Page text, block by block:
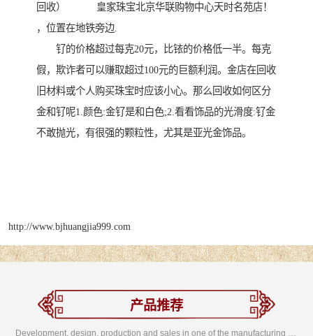
回收） 皇家珠宝北京华联购物中心天时名苑店！
，位置在地铁旁边.
钌的价格超过每克20元，比铱的价格低一半。每克
假，欺诈者可以赚取超过100元的巨额利润。金店在回收
旧材料或个人购买珠宝时应该小心。那么回收如何区分
金和钌呢1.颜色:金钌是和白色;2.看看饰品的光滑度:钌金
不敢抛光，有很强的颗粒性，尤其是亚光金饰品。
http://www.bjhuangjia999.com
产品推荐
Development, design, production and sales in one of the manufacturing enterprises